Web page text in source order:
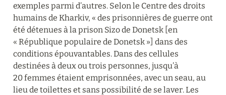
exemples parmi d’autres. Selon le Centre des droits
humains de Kharkiv, « des prisonnières de guerre ont
été détenues à la prison Sizo de Donetsk [en
« République populaire de Donetsk »] dans des
conditions épouvantables. Dans des cellules
destinées à deux ou trois personnes, jusqu’à
20 femmes étaient emprisonnées, avec un seau, au
lieu de toilettes et sans possibilité de se laver. Les